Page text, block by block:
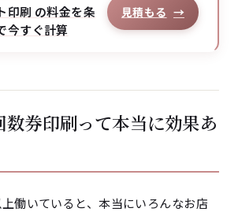
印刷 の料金を条
今すぐ計算
見積もる →
数券印刷って本当に効果あ
働いていると、本当にいろんなお店